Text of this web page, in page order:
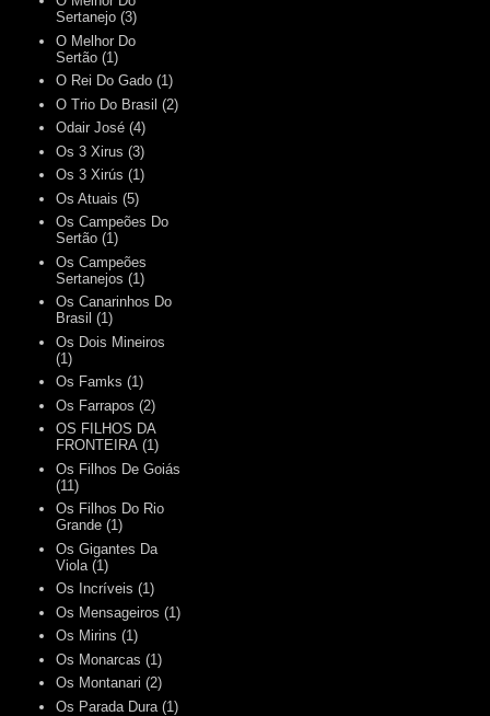
Sertanejo (3)
O Melhor Do
Sertão (1)
O Rei Do Gado (1)
O Trio Do Brasil (2)
Odair José (4)
Os 3 Xirus (3)
Os 3 Xirús (1)
Os Atuais (5)
Os Campeões Do
Sertão (1)
Os Campeões
Sertanejos (1)
Os Canarinhos Do
Brasil (1)
Os Dois Mineiros
(1)
Os Famks (1)
Os Farrapos (2)
OS FILHOS DA
FRONTEIRA (1)
Os Filhos De Goiás
(11)
Os Filhos Do Rio
Grande (1)
Os Gigantes Da
Viola (1)
Os Incríveis (1)
Os Mensageiros (1)
Os Mirins (1)
Os Monarcas (1)
Os Montanari (2)
Os Parada Dura (1)